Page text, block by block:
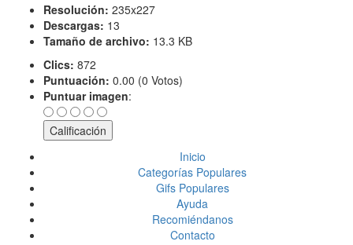
Resolución: 235x227
Descargas: 13
Tamaño de archivo: 13.3 KB
Clics: 872
Puntuación: 0.00 (0 Votos)
Puntuar imagen:
Inicio
Categorías Populares
Gifs Populares
Ayuda
Recomiéndanos
Contacto